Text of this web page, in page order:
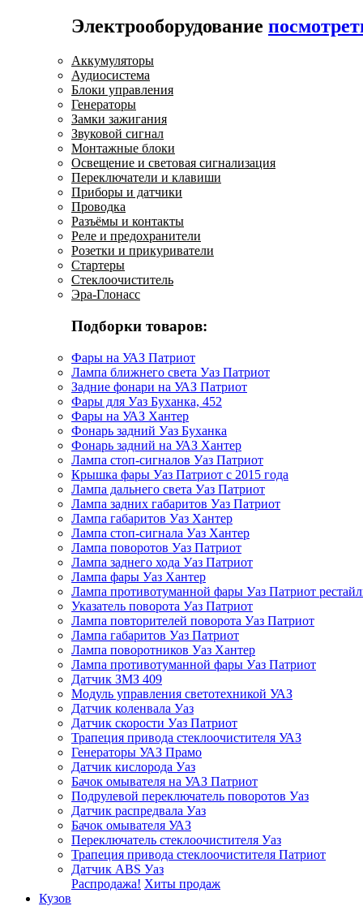
Электрооборудование
Аккумуляторы
Аудиосистема
Блоки управления
Генераторы
Замки зажигания
Звуковой сигнал
Монтажные блоки
Освещение и световая сигнализация
Переключатели и клавиши
Приборы и датчики
Проводка
Разъёмы и контакты
Реле и предохранители
Розетки и прикуриватели
Стартеры
Стеклоочиститель
Эра-Глонасс
Подборки товаров:
Фары на УАЗ Патриот
Лампа ближнего света Уаз Патриот
Задние фонари на УАЗ Патриот
Фары для Уаз Буханка, 452
Фары на УАЗ Хантер
Фонарь задний Уаз Буханка
Фонарь задний на УАЗ Хантер
Лампа стоп-сигналов Уаз Патриот
Крышка фары Уаз Патриот с 2015 года
Лампа дальнего света Уаз Патриот
Лампа задних габаритов Уаз Патриот
Лампа габаритов Уаз Хантер
Лампа стоп-сигнала Уаз Хантер
Лампа поворотов Уаз Патриот
Лампа заднего хода Уаз Патриот
Лампа фары Уаз Хантер
Лампа противотуманной фары Уаз Патриот
Указатель поворота Уаз Патриот
Лампа повторителей поворота Уаз Патриот
Лампа габаритов Уаз Патриот
Лампа поворотников Уаз Хантер
Лампа противотуманной фары Уаз Патриот
Датчик ЗМЗ 409
Модуль управления светотехникой УАЗ
Датчик коленвала Уаз
Датчик скорости Уаз Патриот
Трапеция привода стеклоочистителя УАЗ
Генераторы УАЗ Прамо
Датчик кислорода Уаз
Бачок омывателя на УАЗ Патриот
Подрулевой переключатель поворотов Уаз
Датчик распредвала Уаз
Бачок омывателя УАЗ
Переключатель стеклоочистителя Уаз
Трапеция привода стеклоочистителя Патриот
Датчик ABS Уаз
Распродажа! Хиты продаж
Кузов